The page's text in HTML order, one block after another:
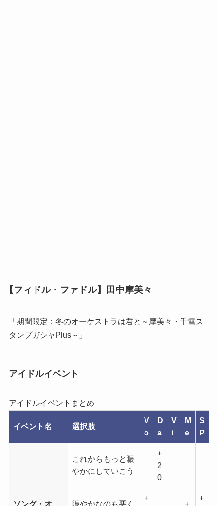
【フィドル・ファドル】田中摩美々
「期間限定：冬のオーケストラは君と～摩美々・千雪ス
タンプガシャPlus～」
アイドルイベント
アイドルイベントまとめ
イベント名 選択肢
V
o
D
a
V
i
M
e
S
P
ソング・オ
これからもっと賑
やかにしていこう
+
2
0
+
+
賑やかなのも悪く
+